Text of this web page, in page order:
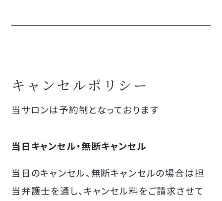
キャンセルポリシー
当サロンは予約制となっております
当日キャンセル・無断キャンセル
当日のキャンセル、無断キャンセルの場合は担
当弁護士を通し、キャンセル料をご請求させて